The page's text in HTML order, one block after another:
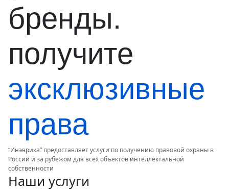
бренды.
получите
эксклюзивные
права
“Инэврика” предоставляет услуги по получению правовой охраны в
России и за рубежом для всех объектов интеллектальной
собственности
Наши услуги